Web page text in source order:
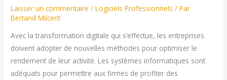
Laisser un commentaire /Logiciels Professionnels / Par
Bertand Milcent
Avec la transformation digitale qui s’effectue, les entreprises
doivent adopter de nouvelles méthodes pour optimiser le
rendement de leur activité. Les systèmes informatiques sont
adéquats pour permettre aux firmes de profiter des